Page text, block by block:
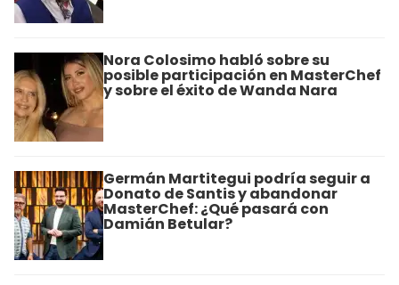
Nora Colosimo habló sobre su
posible participación en MasterChef
y sobre el éxito de Wanda Nara
Germán Martitegui podría seguir a
Donato de Santis y abandonar
MasterChef: ¿Qué pasará con
Damián Betular?